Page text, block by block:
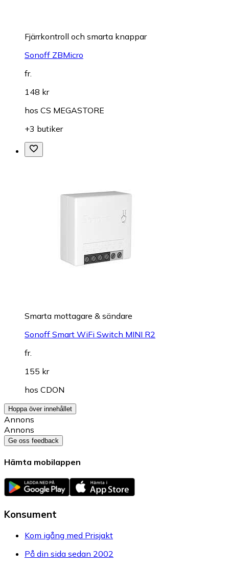
Fjärrkontroll och smarta knappar
Sonoff ZBMicro
fr.
148 kr
hos CS MEGASTORE
+3 butiker
Smarta mottagare & sändare
Sonoff Smart WiFi Switch MINI R2
fr.
155 kr
hos CDON
Hoppa över innehållet
Annons
Annons
Ge oss feedback
Hämta mobilappen
Konsument
Kom igång med Prisjakt
På din sida sedan 2002